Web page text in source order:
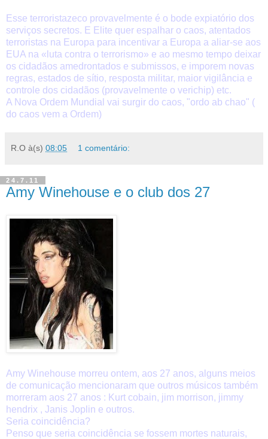
Esse terroristazeco provavelmente é o bode expiatório dos
serviços secretos. E Elite quer espalhar o caos, atentados
terroristas na Europa para incentivar a Europa a aliar-se aos
EUA na «luta contra o terrorismo» e ao mesmo tempo deixar
os cidadãos amedrontados e submissos, e imporem novas
regras, estados de sítio, resposta militar, maior vigilância e
controle dos cidadãos (provavelmente o verichip) etc.
A Nova Ordem Mundial vai surgir do caos, "ordo ab chao" (
do caos vem a Ordem)
R.O à(s) 08:05 1 comentário:
24.7.11
Amy Winehouse e o club dos 27
Amy Winehouse morreu ontem, aos 27 anos, alguns meios
de comunicação mencionaram que outros músicos também
morreram aos 27 anos : Kurt cobain, jim morrison, jimmy
hendrix , Janis Joplin e outros.
Seria coincidência?
Penso que seria coincidência se fossem mortes naturais,